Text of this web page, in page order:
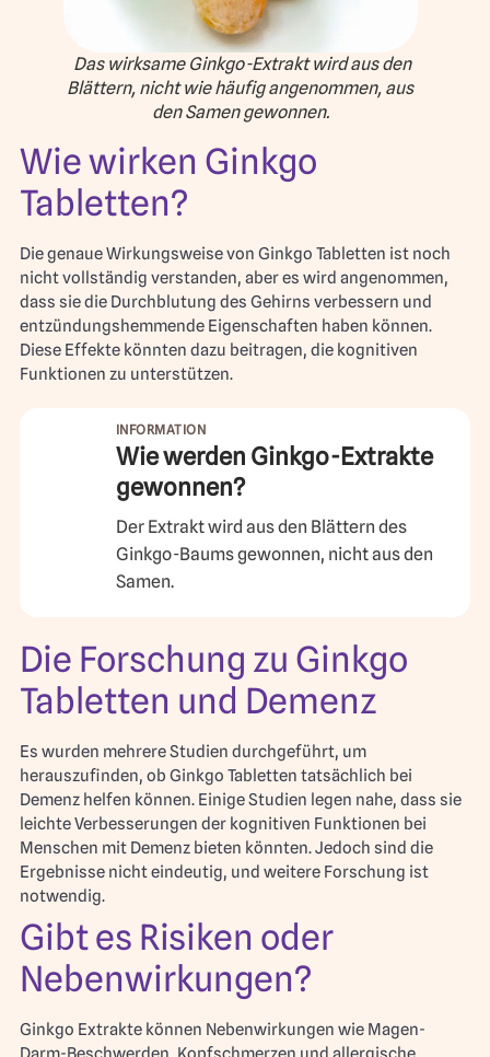
Das wirksame Ginkgo-Extrakt wird aus den
Blättern, nicht wie häufig angenommen, aus
den Samen gewonnen.
Wie wirken Ginkgo
Tabletten?
Die genaue Wirkungsweise von Ginkgo Tabletten ist noch
nicht vollständig verstanden, aber es wird angenommen,
dass sie die Durchblutung des Gehirns verbessern und
entzündungshemmende Eigenschaften haben können.
Diese Effekte könnten dazu beitragen, die kognitiven
Funktionen zu unterstützen.
Wie werden Ginkgo-Extrakte
gewonnen?
Der Extrakt wird aus den Blättern des
Ginkgo-Baums gewonnen, nicht aus den
Samen.
Die Forschung zu Ginkgo
Tabletten und Demenz
Es wurden mehrere Studien durchgeführt, um
herauszufinden, ob Ginkgo Tabletten tatsächlich bei
Demenz helfen können. Einige Studien legen nahe, dass sie
leichte Verbesserungen der kognitiven Funktionen bei
Menschen mit Demenz bieten könnten. Jedoch sind die
Ergebnisse nicht eindeutig, und weitere Forschung ist
notwendig.
Gibt es Risiken oder
Nebenwirkungen?
Ginkgo Extrakte können Nebenwirkungen wie Magen-